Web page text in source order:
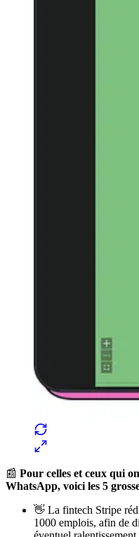
📰 Pour celles et ceux qui
WhatsApp, voici les 5
👋 La fintech Stripe
1000 emplois, afin de